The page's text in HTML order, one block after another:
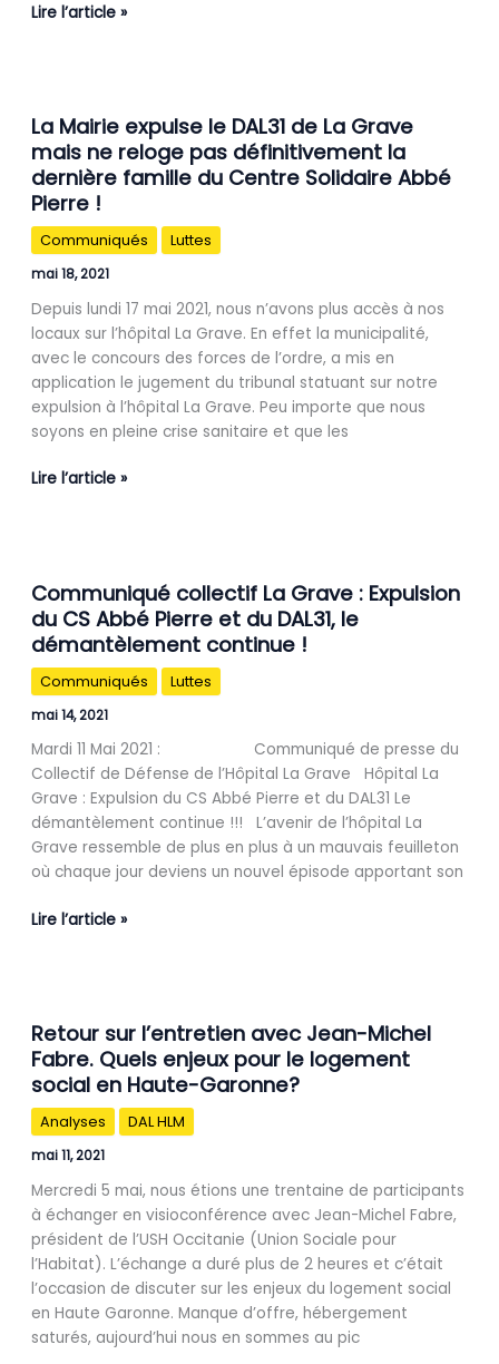
Lire l’article »
La Mairie expulse le DAL31 de La Grave
mais ne reloge pas définitivement la
dernière famille du Centre Solidaire Abbé
Pierre !
Communiqués Luttes
mai 18, 2021
Depuis lundi 17 mai 2021, nous n’avons plus accès à nos
locaux sur l’hôpital La Grave. En effet la municipalité,
avec le concours des forces de l’ordre, a mis en
application le jugement du tribunal statuant sur notre
expulsion à l’hôpital La Grave. Peu importe que nous
soyons en pleine crise sanitaire et que les
Mairie
expulse
le
DAL31
de
La
Grave
ne
reloge
définitivement
dernière
famille
Pierre
!
Lire l’article »
Communiqué collectif La Grave : Expulsion
du CS Abbé Pierre et du DAL31, le
démantèlement continue !
Communiqués Luttes
mai 14, 2021
Mardi 11 Mai 2021 : Communiqué de presse du
Collectif de Défense de l’Hôpital La Grave Hôpital La
Grave : Expulsion du CS Abbé Pierre et du DAL31 Le
démantèlement continue !!! L’avenir de l’hôpital La
Grave ressemble de plus en plus à un mauvais feuilleton
où chaque jour deviens un nouvel épisode apportant son
collectif
La
Grave
:
Expulsion
du
CS
Abbé
Pierre
et
du
DAL31,
démantèlement
Lire l’article »
Retour sur l’entretien avec Jean-Michel
Fabre. Quels enjeux pour le logement
social en Haute-Garonne?
Analyses DAL HLM
mai 11, 2021
Mercredi 5 mai, nous étions une trentaine de participants
à échanger en visioconférence avec Jean-Michel Fabre,
président de l’USH Occitanie (Union Sociale pour
l’Habitat). L’échange a duré plus de 2 heures et c’était
l’occasion de discuter sur les enjeux du logement social
en Haute Garonne. Manque d’offre, hébergement
saturés, aujourd’hui nous en sommes au pic
sur
l’entretien
avec
Jean-
Michel
Fabre.
Quels
enjeux
pour
le
logement
social